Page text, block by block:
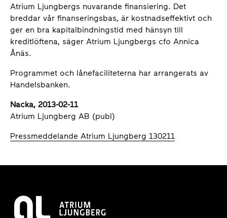
Atrium Ljungbergs nuvarande finansiering. Det
breddar vår finanseringsbas, är kostnadseffektivt och
ger en bra kapitalbindningstid med hänsyn till
kreditlöftena, säger Atrium Ljungbergs cfo Annica
Ånäs.
Programmet och lånefaciliteterna har arrangerats av
Handelsbanken.
Nacka, 2013-02-11
Atrium Ljungberg AB (publ)
Pressmeddelande Atrium Ljungberg 130211